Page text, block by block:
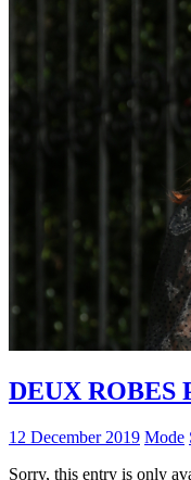
DEUX ROBES
12 December 2019 Mode
Sorry, this entry is only